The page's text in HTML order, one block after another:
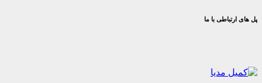
پل های ارتباطی با ما